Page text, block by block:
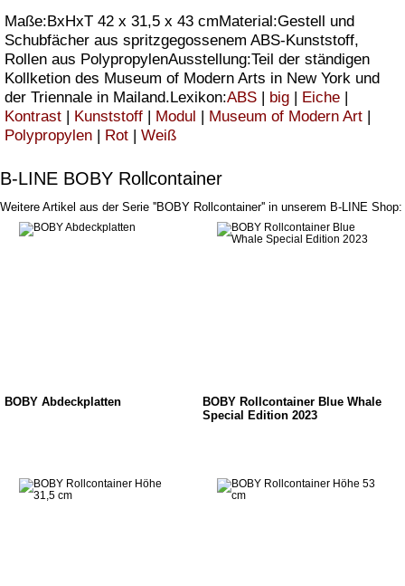
Maße:BxHxT 42 x 31,5 x 43 cmMaterial:Gestell und
Schubfächer aus spritzgegossenem ABS-Kunststoff,
Rollen aus PolypropylenAusstellung:Teil der ständigen
Kollketion des Museum of Modern Arts in New York und
der Triennale in Mailand.Lexikon:ABS | big | Eiche |
Kontrast | Kunststoff | Modul | Museum of Modern Art |
Polypropylen | Rot | Weiß
B-LINE BOBY Rollcontainer
Weitere Artikel aus der Serie ''BOBY Rollcontainer'' in unserem B-LINE Shop:
BOBY Abdeckplatten
BOBY Rollcontainer Blue Whale
Special Edition 2023